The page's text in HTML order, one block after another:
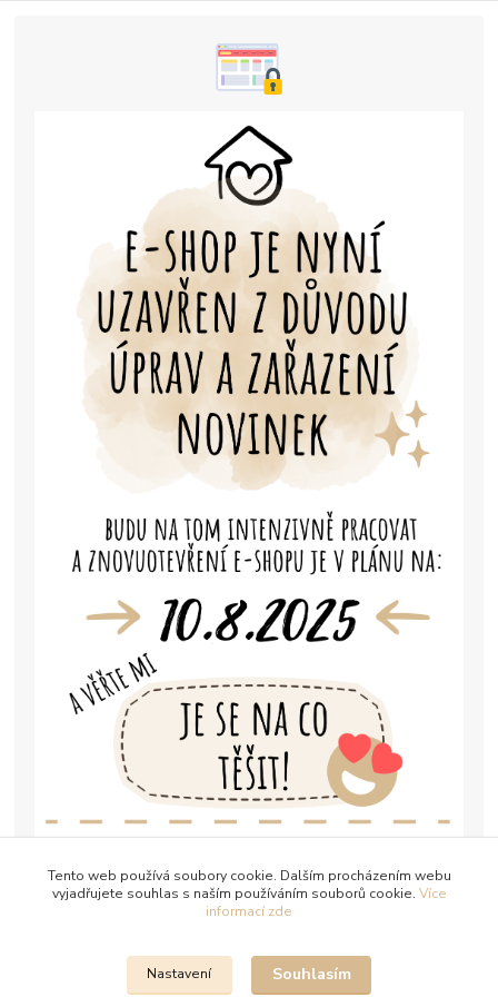
Tento web používá soubory cookie. Dalším procházením webu
vyjadřujete souhlas s naším používáním souborů cookie. Více
informací zde
Nastavení Souhlasím